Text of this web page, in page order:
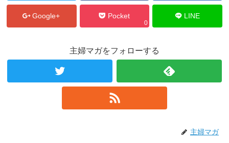
Google+ Pocket
0
LINE
主婦マガをフォローする
主婦マガ